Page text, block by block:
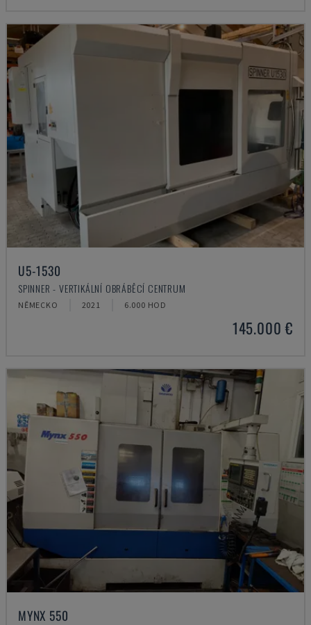
U5-1530
SPINNER - VERTIKÁLNÍ OBRÁBĚCÍ CENTRUM
NĚMECKO 2021 6.000 HOD
145.000 €
MYNX 550